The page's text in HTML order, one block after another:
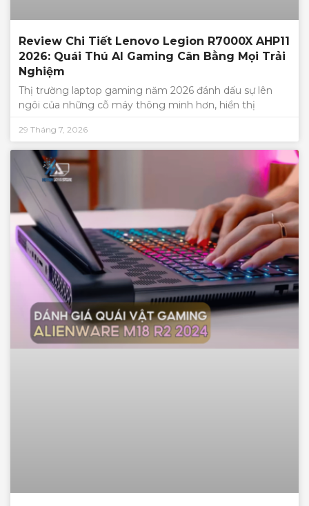
Review Chi Tiết Lenovo Legion R7000X AHP11
2026: Quái Thú AI Gaming Cân Bằng Mọi Trải
Nghiệm
Thị trường laptop gaming năm 2026 đánh dấu sự lên
ngôi của những cỗ máy thông minh hơn, hiển thị
29 Tháng 7, 2026